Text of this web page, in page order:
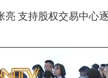
亮 支持股权交易中心